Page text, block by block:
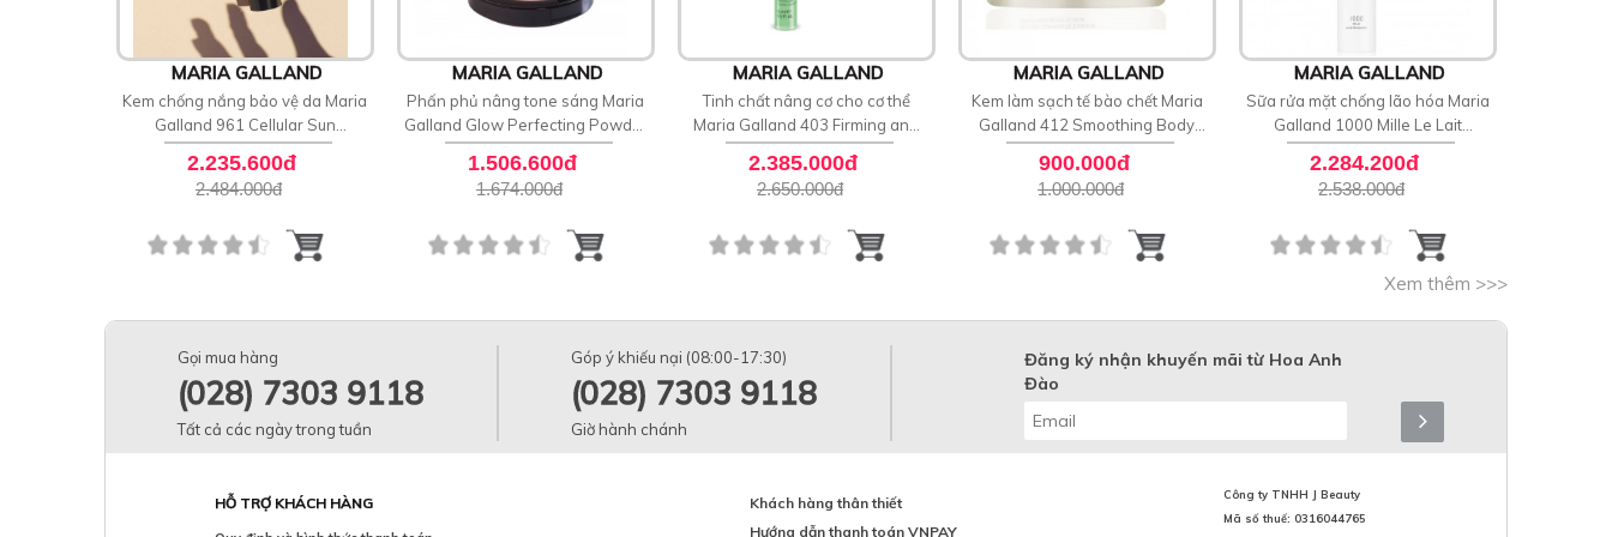
MARIA GALLAND
Kem chống nắng bảo vệ da Maria
Galland 961 Cellular Sun
Protective Face Cream SPF 50
2.235.600đ
2.484.000đ
MARIA GALLAND
Phấn phủ nâng tone sáng Maria
Galland Glow Perfecting Powder
820
1.506.600đ
1.674.000đ
MARIA GALLAND
Tinh chất nâng cơ cho cơ thể
Maria Galland 403 Firming and
Toning Essence
2.385.000đ
2.650.000đ
MARIA GALLAND
Kem làm sạch tế bào chết Maria
Galland 412 Smoothing Body
Scrub
900.000đ
1.000.000đ
MARIA GALLAND
Sữa rửa mặt chống lão hóa Maria
Galland 1000 Mille Le Lait
Demaquillant
2.284.200đ
2.538.000đ
Xem thêm >>>
Gọi mua hàng
(028) 7303 9118
Tất cả các ngày trong tuần
Góp ý khiếu nại (08:00-17:30)
(028) 7303 9118
Giờ hành chánh
Đăng ký nhận khuyến mãi từ Hoa Anh
Đào
HỖ TRỢ KHÁCH HÀNG
Khách hàng thân thiết
Hướng dẫn thanh toán VNPAY
Công ty TNHH J Beauty
Mã số thuế: 0316044765